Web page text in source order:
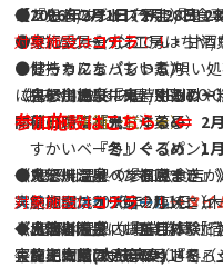
【2026年2月1日- 2月28日
●フードコート（予定）
実行委員会（おでん・甘
健ちゃんち（もつ煮）
鬼に金棒（牛串、牛カレー
夢の森福祉会（洋菓子）
すかいベーカリー（パン）
たこ焼き屋（たこ焼き）
鮎の塩焼き（鮎の塩焼き）
大門いちご（いちご）
日光柘榴ファーム（さくろ
ンたしろ/タシロアート/お食
バウムクーヘン工房はちや/
ラリーカフェパントエ/唄い
おみやげ処すみ屋/BENTO
〈ご利用店舗一覧→★〉
●ステージイベント
ステージスケジュール→タイ
～出演者～
◇龍王太鼓(太鼓演奏)
◆『鬼』のグッズや、『鬼』
●身につけた方
●お持ちになっている方
に各参加施設にて特別割引
対象施設はコチラ！！
《鬼怒川温泉『鬼』ぐるめ
開催日時：『鬼』ぐるめ 2
『冬』ぐるめ 1月1
◆ 鬼怒川温泉の参加飲食店
ーフにしたオリジナルメニ
ど、この機会にお楽しみくだ
また、今回は一足早く『冬
参加施設はこちら ⇐
《鬼怒川温泉 『福豆まき』》
実施期間：2026年2月1日（
◆ 鬼怒川温泉内 事業協賛「
豆・ミニ鬼面」のセットを
対象施設はコチラ！！
《鬼怒川温泉 『正月体験』
実施期間：2026年2月14日